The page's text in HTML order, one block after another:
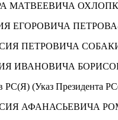
МАТВЕЕВИЧА
ЕГОРОВИЧА ПЕТРОВА-
ПЕТРОВИЧА
ИВАНОВИЧА БОРИСОВА
(Указ Президента
АФАНАСЬЕВИЧА